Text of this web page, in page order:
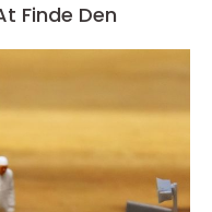
Finde Den